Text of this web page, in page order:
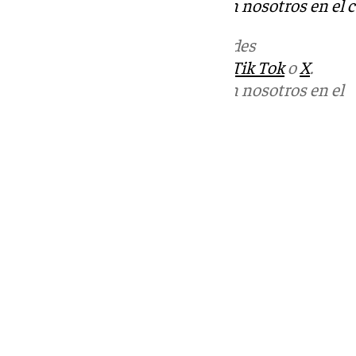
Puedes ponerte en contacto con nosotros en el
en las redes
Tik TokoX.
Puedes ponerte en contacto con nosotros en el